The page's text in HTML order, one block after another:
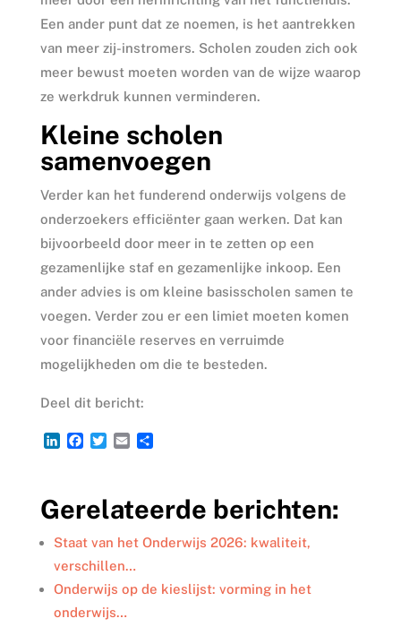
Een ander punt dat ze noemen, is het aantrekken
van meer zij-instromers. Scholen zouden zich ook
meer bewust moeten worden van de wijze waarop
ze werkdruk kunnen verminderen.
Kleine scholen
samenvoegen
Verder kan het funderend onderwijs volgens de
onderzoekers efficiënter gaan werken. Dat kan
bijvoorbeeld door meer in te zetten op een
gezamenlijke staf en gezamenlijke inkoop. Een
ander advies is om kleine basisscholen samen te
voegen. Verder zou er een limiet moeten komen
voor financiële reserves en verruimde
mogelijkheden om die te besteden.
Deel dit bericht:
L
e
d
I
n
F
b
o
o
k
T
t
e
r
E
l
D
n
Gerelateerde berichten:
Staat van het Onderwijs 2026: kwaliteit,
verschillen…
Onderwijs op de kieslijst: vorming in het
onderwijs…